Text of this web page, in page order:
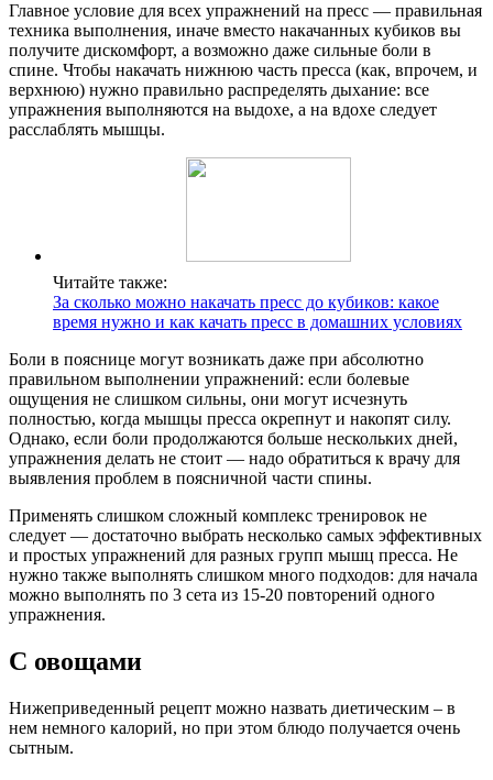
Главное условие для всех упражнений на пресс — правильная
техника выполнения, иначе вместо накачанных кубиков вы
получите дискомфорт, а возможно даже сильные боли в
спине. Чтобы накачать нижнюю часть пресса (как, впрочем, и
верхнюю) нужно правильно распределять дыхание: все
упражнения выполняются на выдохе, а на вдохе следует
расслаблять мышцы.
Читайте также:
За сколько можно накачать пресс до кубиков: какое
время нужно и как качать пресс в домашних условиях
Боли в пояснице могут возникать даже при абсолютно
правильном выполнении упражнений: если болевые
ощущения не слишком сильны, они могут исчезнуть
полностью, когда мышцы пресса окрепнут и накопят силу.
Однако, если боли продолжаются больше нескольких дней,
упражнения делать не стоит — надо обратиться к врачу для
выявления проблем в поясничной части спины.
Применять слишком сложный комплекс тренировок не
следует — достаточно выбрать несколько самых эффективных
и простых упражнений для разных групп мышц пресса. Не
нужно также выполнять слишком много подходов: для начала
можно выполнять по 3 сета из 15-20 повторений одного
упражнения.
С овощами
Нижеприведенный рецепт можно назвать диетическим – в
нем немного калорий, но при этом блюдо получается очень
сытным.